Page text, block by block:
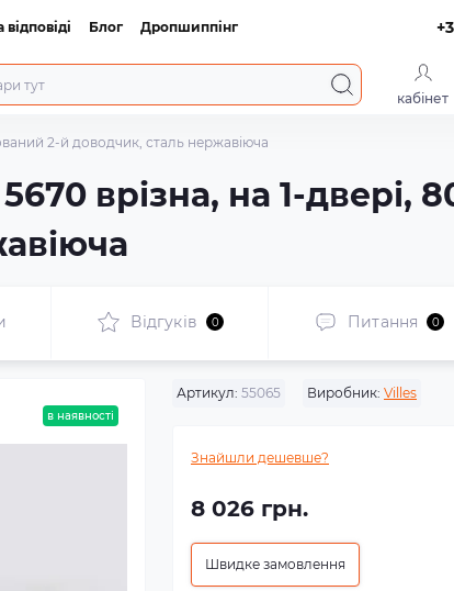
Блог Дропшиппінг
кабінет
2-й доводчик, сталь нержавіюча
врізна, на 1-двері,
Відгуків 0 Питання 0
в наявності
Артикул: 55065 Виробник: Villes
Знайшли дешевше?
8 026 грн.
Швидке замовлення